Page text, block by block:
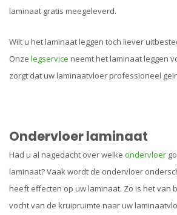
laminaat gratis meegeleverd.
Wilt u het laminaat leggen toch liever
Onze legservice neemt het laminaat leggen
zorgt dat uw laminaatvloer professioneel
Ondervloer laminaat
Had u al nagedacht over welke ondervloer
laminaat? Vaak wordt de ondervloer
heeft effecten op uw laminaat. Zo is het van
vocht van de kruipruimte naar uw